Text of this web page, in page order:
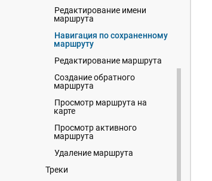
Редактирование имени
маршрута
Навигация по сохраненному
маршруту
Редактирование маршрута
Создание обратного
маршрута
Просмотр маршрута на
карте
Просмотр активного
маршрута
Удаление маршрута
Треки